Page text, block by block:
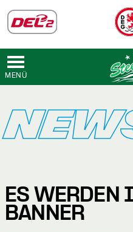
MENÜ
ES WERDEN
BANNER